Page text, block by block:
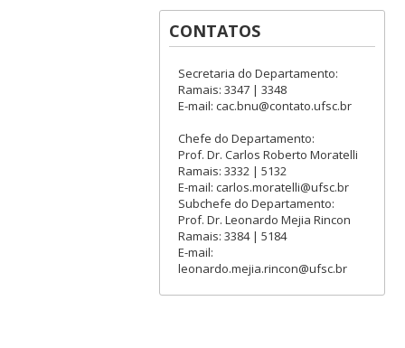
CONTATOS
Secretaria do Departamento:
Ramais: 3347 | 3348
E-mail: cac.bnu@contato.ufsc.br
Chefe do Departamento:
Prof. Dr. Carlos Roberto Moratelli
Ramais: 3332 | 5132
E-mail: carlos.moratelli@ufsc.br
Subchefe do Departamento:
Prof. Dr. Leonardo Mejia Rincon
Ramais: 3384 | 5184
E-mail:
leonardo.mejia.rincon@ufsc.br